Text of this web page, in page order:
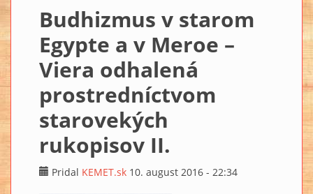
Budhizmus v starom
Egypte a v Meroe –
Viera odhalená
prostredníctvom
starovekých
rukopisov II.
Pridal KEMET.sk 10. august 2016 - 22:34